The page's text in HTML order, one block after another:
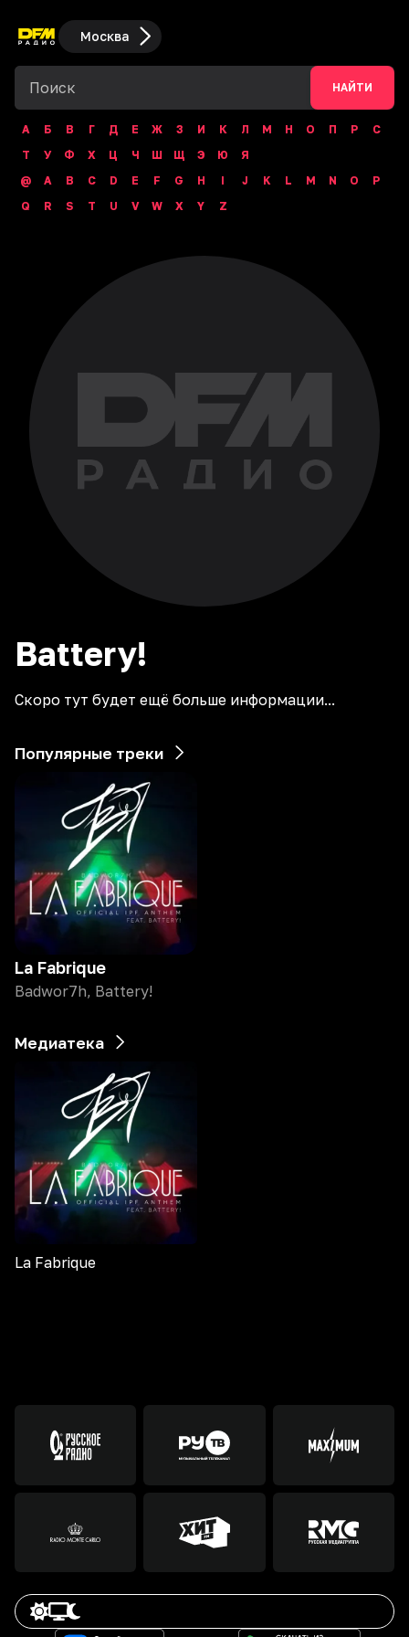
Москва
НАЙТИ
А Б В Г Д Е Ж З И К Л М Н О П Р
С
Т
У Ф Х Ц Ч Ш Щ Э Ю
Я
@
A B C D E F G H I J K L M N O
P
Q
R S T U V W X Y Z
Battery!
Скоро тут будет ещё больше информации...
Популярные треки
La Fabrique
Badwor7h, Battery!
Медиатека
La Fabrique